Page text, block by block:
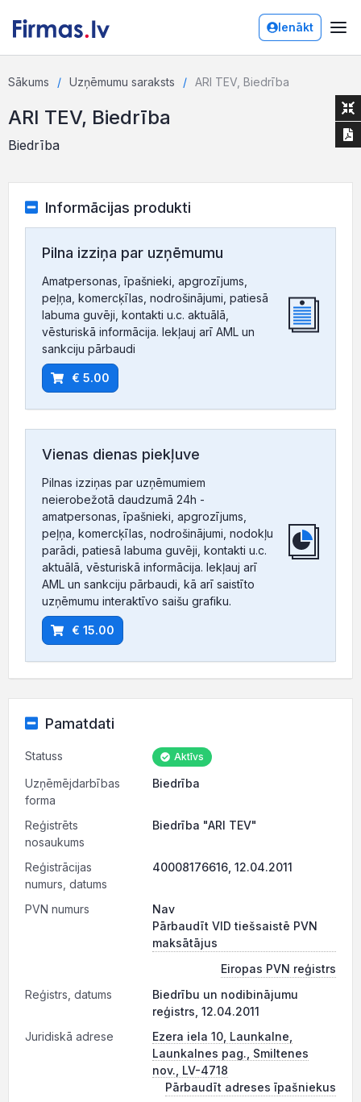
Ienākt
Sākums Uzņēmumu saraksts ARI TEV, Biedrība
ARI TEV, Biedrība
Biedrība
Informācijas produkti
Pilna izziņa par uzņēmumu
Amatpersonas, īpašnieki, apgrozījums,
peļņa, komercķīlas, nodrošinājumi, patiesā
labuma guvēji, kontakti u.c. aktuālā,
vēsturiskā informācija. Iekļauj arī AML un
sankciju pārbaudi
€ 5.00
Vienas dienas piekļuve
Pilnas izziņas par uzņēmumiem
neierobežotā daudzumā 24h -
amatpersonas, īpašnieki, apgrozījums,
peļņa, komercķīlas, nodrošinājumi, nodokļu
parādi, patiesā labuma guvēji, kontakti u.c.
aktuālā, vēsturiskā informācija. Iekļauj arī
AML un sankciju pārbaudi, kā arī saistīto
uzņēmumu interaktīvo saišu grafiku.
€ 15.00
Pamatdati
Statuss Aktīvs
Uzņēmējdarbības
forma
Biedrība
Reģistrēts
nosaukums
Biedrība "ARI TEV"
Reģistrācijas
numurs, datums
40008176616, 12.04.2011
PVN numurs
Nav
Pārbaudīt VID tiešsaistē PVN
maksātājus
Eiropas PVN reģistrs
Reģistrs, datums
Biedrību un nodibinājumu
reģistrs, 12.04.2011
Juridiskā adrese
Ezera iela 10, Launkalne,
Launkalnes pag., Smiltenes
nov., LV-4718
Pārbaudīt adreses īpašniekus